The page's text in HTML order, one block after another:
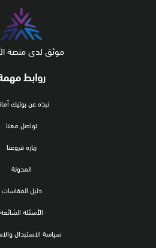
روابط
نبذه عن بوتيك
تواصل معنا
زياره فروعنا
المدونة
دليل المقاسات
الأسئلة الشائعة
سياسة الاستبدال
موثق لدى منصة